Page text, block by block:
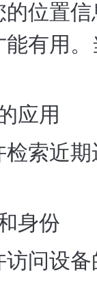
位置
有用
应用
索近
身份
问设